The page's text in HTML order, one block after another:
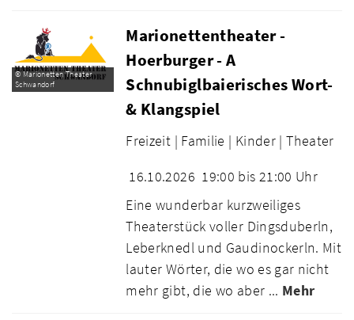
© Marionetten Theater
Schwandorf
Marionettentheater -
Hoerburger - A
Schnubiglbaierisches Wort-
& Klangspiel
Freizeit | Familie | Kinder | Theater
16.10.2026 19:00 bis 21:00 Uhr
Eine wunderbar kurzweiliges
Theaterstück voller Dingsduberln,
Leberknedl und Gaudinockerln. Mit
lauter Wörter, die wo es gar nicht
mehr gibt, die wo aber ... Mehr